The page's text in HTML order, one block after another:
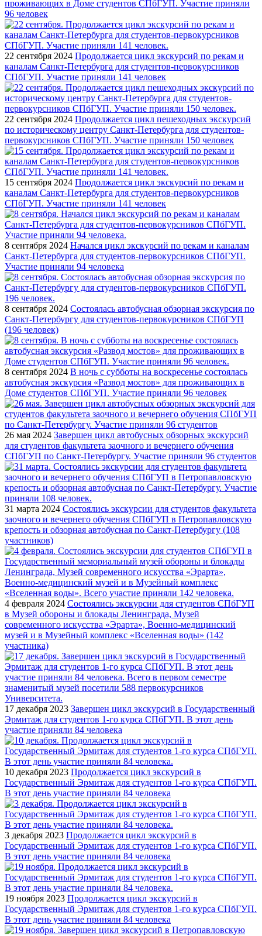
проживающих в Доме студентов СПбГУП. Участие приняли
96 человек
22 сентября 2024 Продолжается цикл экскурсий по рекам и
каналам Санкт-Петербурга для студентов-первокурсников
СПбГУП. Участие приняли 141 человек
22 сентября 2024 Продолжается цикл пешеходных экскурсий
по историческому центру Санкт-Петербурга для студентов-
первокурсников СПбГУП. Участие приняли 150 человек
15 сентября 2024 Продолжается цикл экскурсий по рекам и
каналам Санкт-Петербурга для студентов-первокурсников
СПбГУП. Участие приняли 141 человек
8 сентября 2024 Начался цикл экскурсий по рекам и каналам
Санкт-Петербурга для студентов-первокурсников СПбГУП.
Участие приняли 94 человека
8 сентября 2024 Состоялась автобусная обзорная экскурсия по
Санкт-Петербургу для студентов-первокурсников СПбГУП
(196 человек)
8 сентября 2024 В ночь с субботы на воскресенье состоялась
автобусная экскурсия «Развод мостов» для проживающих в
Доме студентов СПбГУП. Участие приняли 96 человек
26 мая 2024 Завершен цикл автобусных обзорных экскурсий
для студентов факультета заочного и вечернего обучения
СПбГУП по Санкт-Петербургу. Участие приняли 96 студентов
31 марта 2024 Состоялись экскурсии для студентов факультета
заочного и вечернего обучения СПбГУП в Петропавловскую
крепость и обзорная автобусная по Санкт-Петербургу (108
участников)
4 февраля 2024 Состоялись экскурсии для студентов СПбГУП
в Музей обороны и блокады Ленинграда, Музей
современного искусства «Эрарта», Военно-медицинский
музей и в Музейный комплекс «Вселенная воды» (142
участника)
17 декабря 2023 Завершен цикл экскурсий в Государственный
Эрмитаж для студентов 1-го курса СПбГУП. В этот день
участие приняли 84 человека
10 декабря 2023 Продолжается цикл экскурсий в
Государственный Эрмитаж для студентов 1-го курса СПбГУП.
В этот день участие приняли 84 человека
3 декабря 2023 Продолжается цикл экскурсий в
Государственный Эрмитаж для студентов 1-го курса СПбГУП.
В этот день участие приняли 84 человека
19 ноября 2023 Продолжается цикл экскурсий в
Государственный Эрмитаж для студентов 1-го курса СПбГУП.
В этот день участие приняли 84 человека